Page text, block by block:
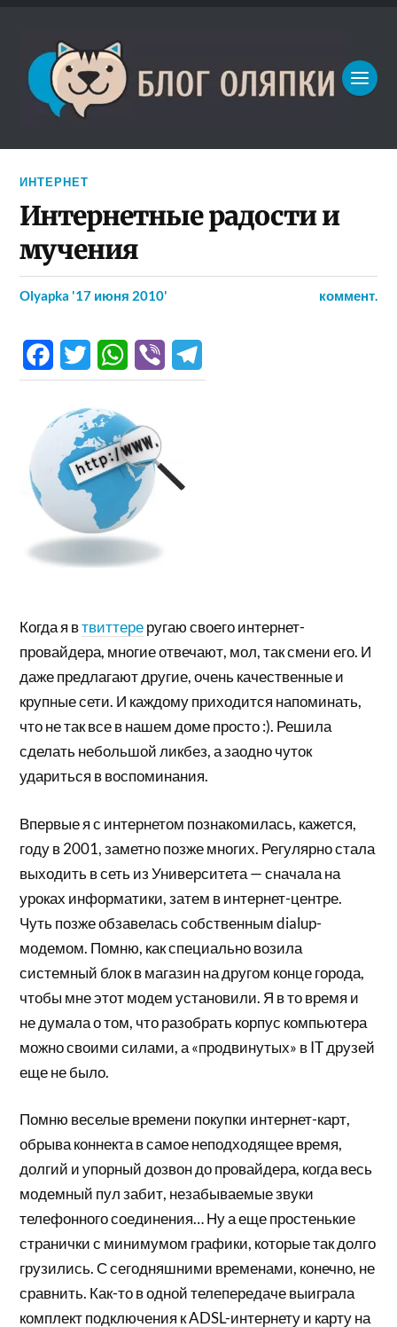
ИНТЕРНЕТ
Интернетные радости и
мучения
Olyapka '17 июня 2010' коммент.
FacebookTwitter WhatsApp
Viber
Когда я втвиттереругаю своего интернет-
провайдера, многие отвечают, мол, так смени его. И
даже предлагают другие, очень качественные и
крупные сети. И каждому приходится напоминать,
что не так все в нашем доме просто :). Решила
сделать небольшой ликбез, а заодно чуток
удариться в воспоминания.
Впервые я с интернетом познакомилась, кажется,
году в 2001, заметно позже многих. Регулярно стала
выходить в сеть из Университета — сначала на
уроках информатики, затем в интернет-центре.
Чуть позже обзавелась собственным dialup-
модемом. Помню, как специально возила
системный блок в магазин на другом конце города,
чтобы мне этот модем установили. Я в то время и
не думала о том, что разобрать корпус компьютера
можно своими силами, а «продвинутых» в IT друзей
еще не было.
Помню веселые времени покупки интернет-карт,
обрыва коннекта в самое неподходящее время,
долгий и упорный дозвон до провайдера, когда весь
модемный пул забит, незабываемые звуки
телефонного соединения… Ну а еще простенькие
странички с минимумом графики, которые так долго
грузились. С сегодняшними временами, конечно, не
сравнить. Как-то в одной телепередаче выиграла
комплект подключения к ADSL-интернету и карту на